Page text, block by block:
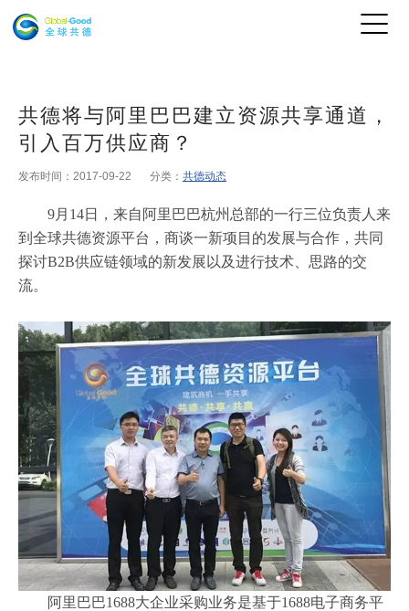
共德将与阿里巴巴建立资源共享通道，
引入百万供应商？
发布时间：2017-09-22 分类： 共德动态
9月14日，来自阿里巴巴杭州总部的一行三位负责人来
到全球共德资源平台，商谈一新项目的发展与合作，共同
探讨B2B供应链领域的新发展以及进行技术、思路的交
流。
阿里巴巴1688大企业采购业务是基于1688电子商务平